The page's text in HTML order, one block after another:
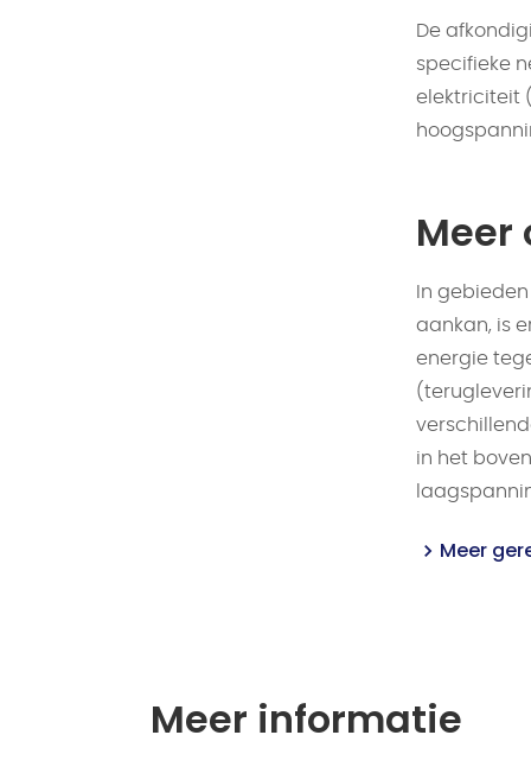
De
specifieke
elektriciteit
Meer
In
aankan, is
energie
in het
Meer
Meer informatie